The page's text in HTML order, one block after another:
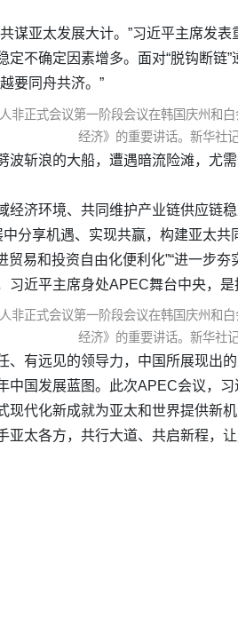
谋亚太发展大计。”习近平主席发表
不确定因素增多。面对“脱钩断
要同舟共济。”
非正式会议第一阶段会议在韩国庆州和
经济》的重要讲话。新华社
波斩浪的大船，遭遇暗流险滩，尤
经济环境、共同维护产业链供应
分享机遇、实现共赢，构建亚太共
贸易和投资自由化便利化”“进一
近平主席身处APEC舞台中央，是
非正式会议第一阶段会议在韩国庆州和
经济》的重要讲话。新华社
有远见的领导力，中国所展现出的
中国发展蓝图。此次APEC会议，
代化新成就为亚太和世界提供新机
太各方，共行大道、共启新程，